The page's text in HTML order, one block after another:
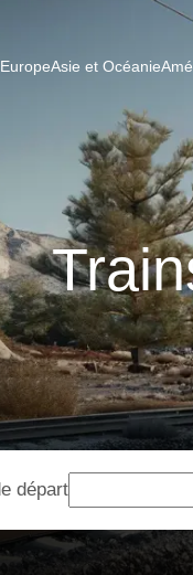
Asie et Océanie
départ